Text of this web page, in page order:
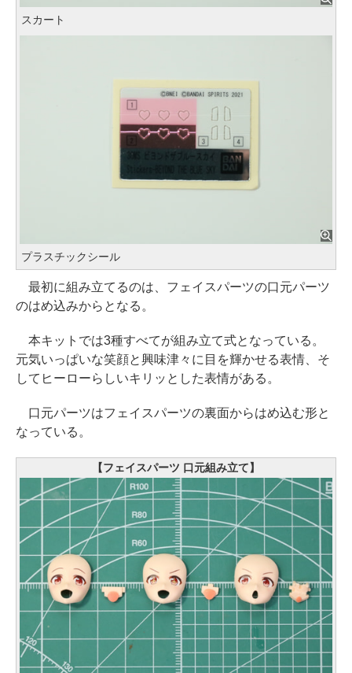
スカート
プラスチックシール
最初に組み立てるのは、フェイスパーツの口元パーツ
のはめ込みからとなる。
本キットでは3種すべてが組み立て式となっている。
元気いっぱいな笑顔と興味津々に目を輝かせる表情、そ
してヒーローらしいキリッとした表情がある。
口元パーツはフェイスパーツの裏面からはめ込む形と
なっている。
【フェイスパーツ 口元組み立て】